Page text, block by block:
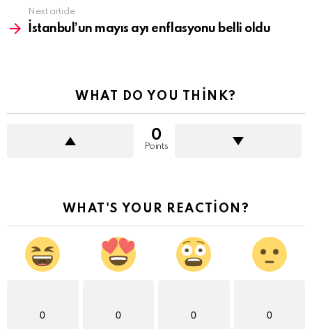
Next article
İstanbul’un mayıs ayı enflasyonu belli oldu
WHAT DO YOU THINK?
0
Points
WHAT'S YOUR REACTION?
0 0 0 0